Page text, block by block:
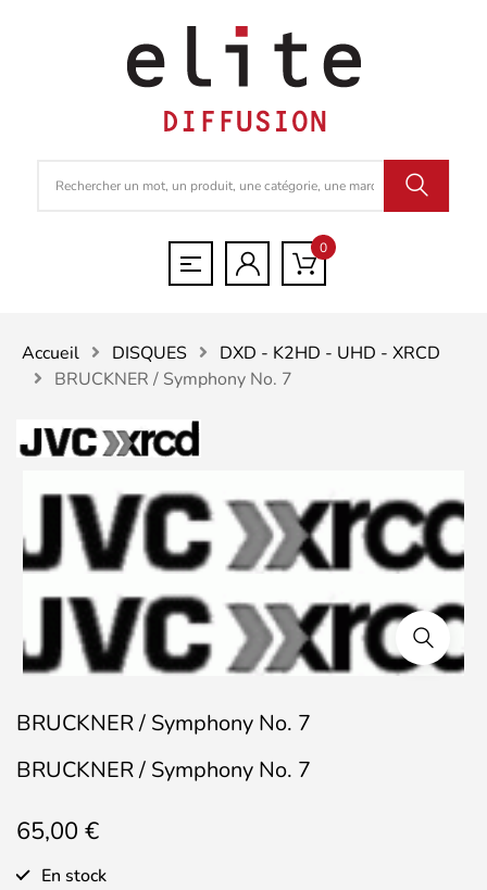
0
Accueil DISQUES
DXD - K2HD - UHD - XRCD
BRUCKNER / Symphony No. 7
BRUCKNER / Symphony No. 7
BRUCKNER / Symphony No. 7
65,00 €
En stock